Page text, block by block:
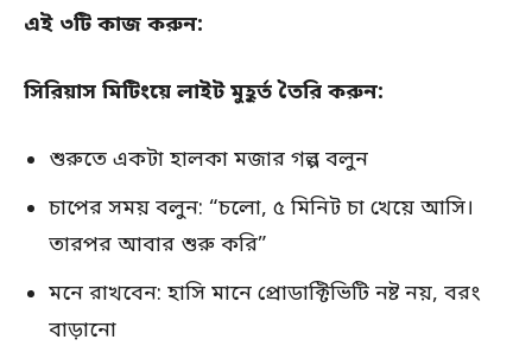
এই ৩টি কাজ করুন:
সিরিয়াস মিটিংয়ে লাইট মুহূর্ত তৈরি করুন:
শুরুতে একটা হালকা মজার গল্প বলুন
চাপের সময় বলুন: “চলো, ৫ মিনিট চা খেয়ে আসি।
তারপর আবার শুরু করি”
মনে রাখবেন: হাসি মানে প্রোডাক্টিভিটি নষ্ট নয়, বরং
বাড়ানো